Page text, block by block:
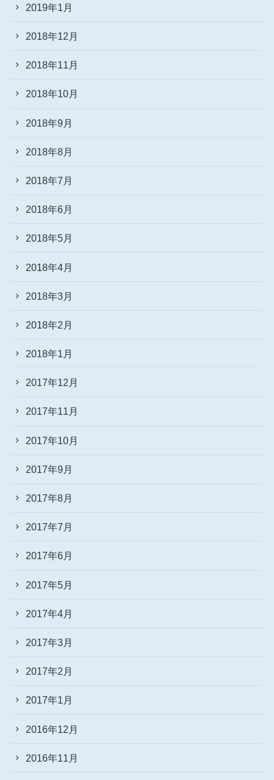
2019年1月
2018年12月
2018年11月
2018年10月
2018年9月
2018年8月
2018年7月
2018年6月
2018年5月
2018年4月
2018年3月
2018年2月
2018年1月
2017年12月
2017年11月
2017年10月
2017年9月
2017年8月
2017年7月
2017年6月
2017年5月
2017年4月
2017年3月
2017年2月
2017年1月
2016年12月
2016年11月